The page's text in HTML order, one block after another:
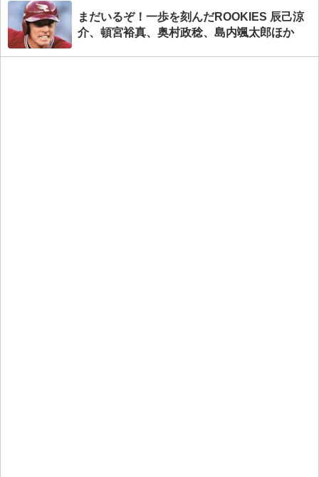
まだいるぞ！一歩を刻んだROOKIES 辰己涼
介、頓宮裕真、奥村政稔、島内颯太郎ほか